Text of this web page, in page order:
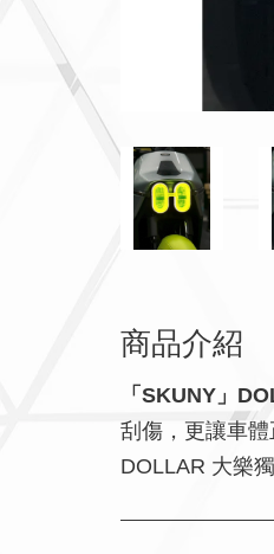
商品介紹
「SKUNY」
刮傷，更讓車
DOLLAR 大樂